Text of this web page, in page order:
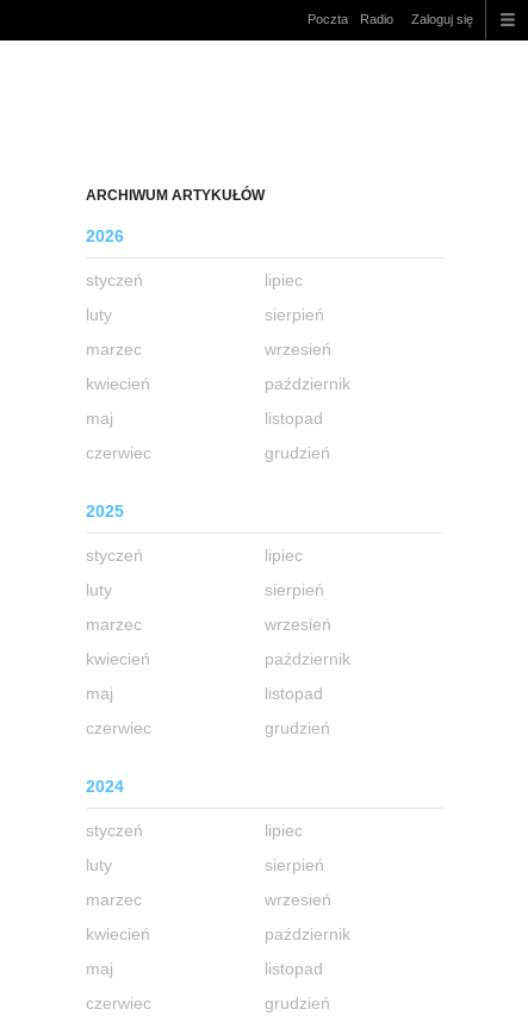
Poczta Radio Zaloguj się
ARCHIWUM ARTYKUŁÓW
2026
styczeń
luty
marzec
kwiecień
maj
czerwiec
lipiec
sierpień
wrzesień
październik
listopad
grudzień
2025
styczeń
luty
marzec
kwiecień
maj
czerwiec
lipiec
sierpień
wrzesień
październik
listopad
grudzień
2024
styczeń
luty
marzec
kwiecień
maj
czerwiec
lipiec
sierpień
wrzesień
październik
listopad
grudzień